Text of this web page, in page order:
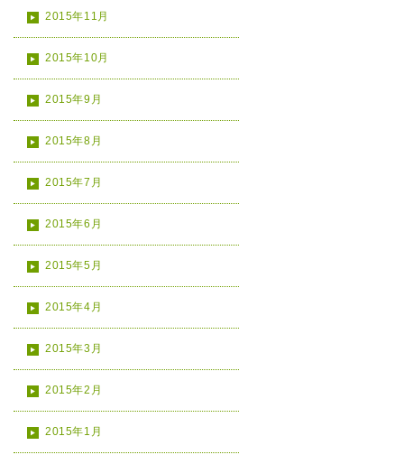
2015年11月
2015年10月
2015年9月
2015年8月
2015年7月
2015年6月
2015年5月
2015年4月
2015年3月
2015年2月
2015年1月